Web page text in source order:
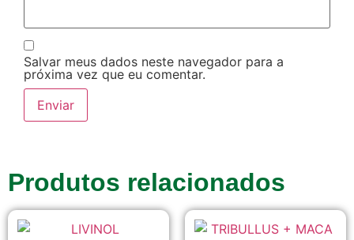
Salvar meus dados neste navegador para a
próxima vez que eu comentar.
Produtos relacionados